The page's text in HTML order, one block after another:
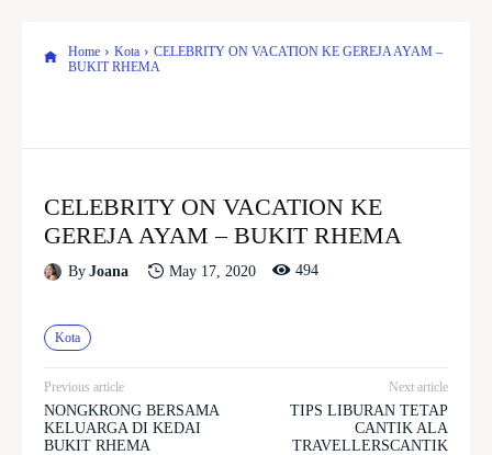
Home Kota
CELEBRITY ON VACATION KE GEREJA AYAM –
BUKIT RHEMA
CELEBRITY ON VACATION KE
GEREJA AYAM – BUKIT RHEMA
By Joana May 17, 2020 494
Kota
Previous article
NONGKRONG BERSAMA
KELUARGA DI KEDAI
BUKIT RHEMA
Next article
TIPS LIBURAN TETAP
CANTIK ALA
TRAVELLERSCANTIK